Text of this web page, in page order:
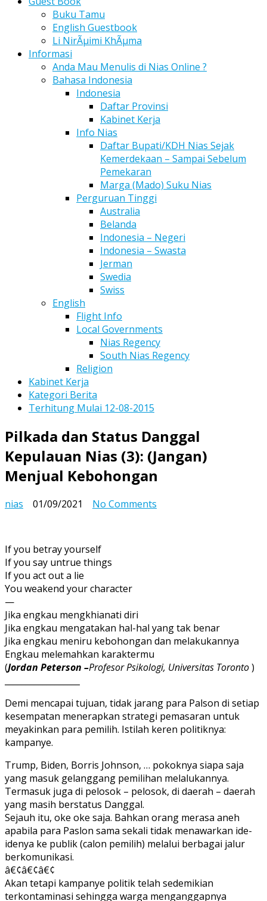
Buku Tamu
English Guestbook
Li NirÃµimi KhÃµma
Informasi
Anda Mau Menulis di Nias Online ?
Bahasa Indonesia
Indonesia
Daftar Provinsi
Kabinet Kerja
Info Nias
Daftar Bupati/KDH Nias Sejak
Kemerdekaan – Sampai Sebelum
Pemekaran
Marga (Mado) Suku Nias
Perguruan Tinggi
Australia
Belanda
Indonesia – Negeri
Indonesia – Swasta
Jerman
Swedia
Swiss
English
Flight Info
Local Governments
Nias Regency
South Nias Regency
Religion
Kabinet Kerja
Kategori Berita
Terhitung Mulai 12-08-2015
Pilkada dan Status Danggal
Kepulauan Nias (3): (Jangan)
Menjual Kebohongan
nias 01/09/2021 No Comments
Menjual
Kebohongan
If you betray yourself
If you say untrue things
If you act out a lie
You weakend your character
—
Jika engkau mengkhianati diri
Jika engkau mengatakan hal-hal yang tak benar
Jika engkau meniru kebohongan dan melakukannya
Engkau melemahkan karaktermu
(Jordan Peterson –Profesor Psikologi, Universitas Toronto)
Demi mencapai tujuan, tidak jarang para Palson di setiap
kesempatan menerapkan strategi pemasaran untuk
meyakinkan para pemilih. Istilah keren politiknya:
kampanye.
Trump, Biden, Borris Johnson, … pokoknya siapa saja
yang masuk gelanggang pemilihan melalukannya.
Termasuk juga di pelosok – pelosok, di daerah – daerah
yang masih berstatus Danggal.
Sejauh itu, oke oke saja. Bahkan orang merasa aneh
apabila para Paslon sama sekali tidak menawarkan ide-
idenya ke publik (calon pemilih) melalui berbagai jalur
berkomunikasi.
â€¢â€¢â€¢
Akan tetapi kampanye politik telah sedemikian
terkontaminasi sehingga warga menganggapnya